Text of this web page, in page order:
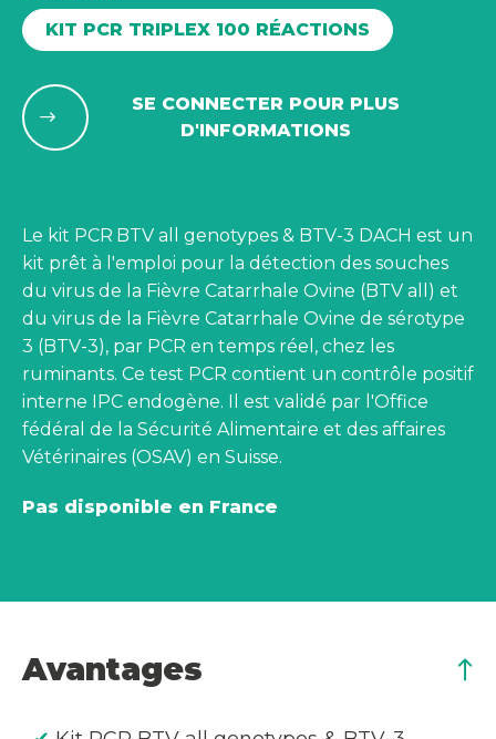
KIT PCR TRIPLEX 100 RÉACTIONS
SE CONNECTER POUR PLUS
D'INFORMATIONS
Le kit PCR BTV all genotypes & BTV-3 DACH est un
kit prêt à l'emploi pour la détection des souches
du virus de la Fièvre Catarrhale Ovine (BTV all) et
du virus de la Fièvre Catarrhale Ovine de sérotype
3 (BTV-3), par PCR en temps réel, chez les
ruminants. Ce test PCR contient un contrôle positif
interne IPC endogène. Il est validé par l'Office
fédéral de la Sécurité Alimentaire et des affaires
Vétérinaires (OSAV) en Suisse.
Pas disponible en France
Avantages